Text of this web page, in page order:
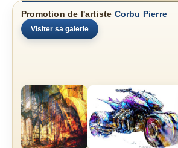
Promotion de l'artiste Corbu Pierre
Visiter sa galerie